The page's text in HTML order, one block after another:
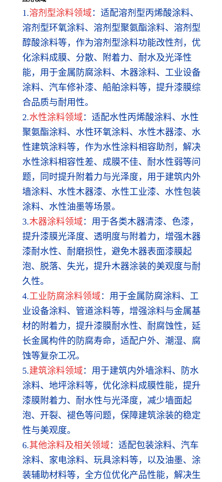
1.溶剂型涂料领域 ：适配溶剂型丙烯酸涂料、
溶剂型环氧涂料、溶剂型聚氨酯涂料、溶剂型
醇酸涂料等，作为溶剂型涂料功能改性剂，优
化涂料成膜、分散、附着力、耐水及光泽性
能，用于金属防腐涂料、木器涂料、工业设备
涂料、汽车修补漆、船舶涂料等，提升漆膜综
合品质与耐用性。
2.水性涂料领域 ：适配水性丙烯酸涂料、水性
聚氨酯涂料、水性环氧涂料、水性木器漆、水
性建筑涂料等，作为水性涂料相容助剂，解决
水性涂料相容性差、成膜不佳、耐水性弱等问
题，同时提升附着力与光泽度，用于建筑内外
墙涂料、水性木器漆、水性工业漆、水性包装
涂料、水性油墨等场景。
3.木器涂料领域 ：用于各类木器清漆、色漆，
提升漆膜光泽度、透明度与附着力，增强木器
漆耐水性、耐磨损性，避免木器表面漆膜起
泡、脱落、失光，提升木器涂装的美观度与耐
久性。
4.工业防腐涂料领域 ：用于金属防腐涂料、工
业设备涂料、管道涂料等，增强涂料与金属基
材的附着力，提升漆膜耐水性、耐腐蚀性，延
长金属构件的防腐寿命，适配户外、潮湿、腐
蚀等复杂工况。
5.建筑涂料领域 ：用于建筑内外墙涂料、防水
涂料、地坪涂料等，优化涂料成膜性能，提升
漆膜附着力、耐水性与光泽度，减少墙面起
泡、开裂、褪色等问题，保障建筑涂装的稳定
性与美观度。
6.其他涂料及相关领域 ：适配包装涂料、汽车
涂料、家电涂料、玩具涂料等，以及油墨、涂
装辅助材料等，全方位优化产品性能，解决生